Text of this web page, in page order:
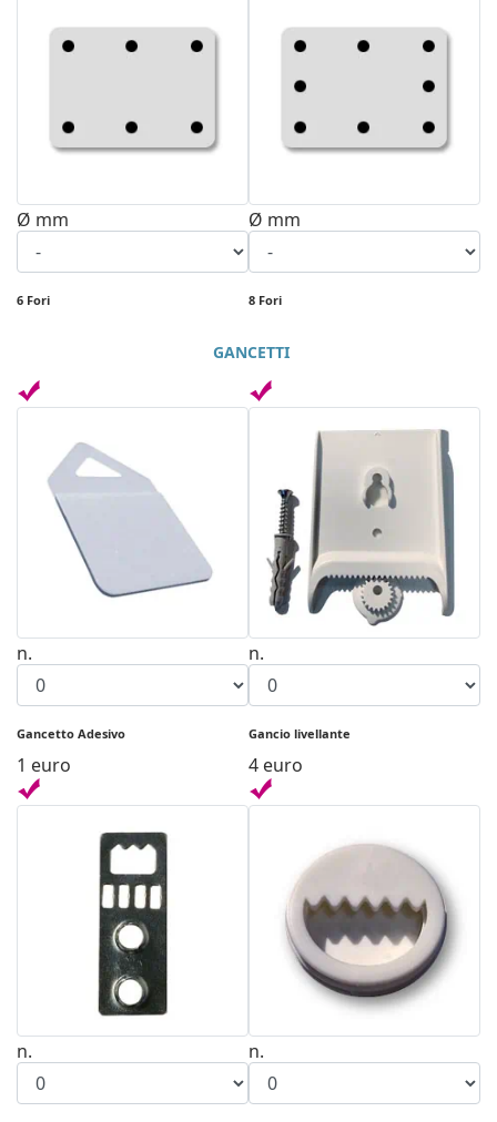
Ø mm
6 Fori
Ø mm
8 Fori
GANCETTI
n.
Gancetto Adesivo
1 euro
n.
Gancio livellante
4 euro
n. n.